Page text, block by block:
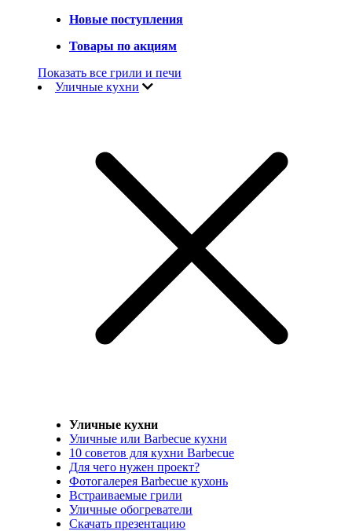
Новые поступления
Товары по акциям
Показать все грили и печи
Уличные кухни
Уличные кухни
Уличные или Barbecue кухни
10 советов для кухни Barbecue
Для чего нужен проект?
Фотогалерея Barbecue кухонь
Встраиваемые грили
Уличные обогреватели
Скачать презентацию